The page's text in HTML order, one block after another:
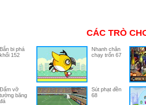
CÁC TRÒ
Bắn bi phá
khối 152
Nhanh chân
chạy trốn 67
Đấm vỡ
tường băng
đá
Sút phạt đền
68